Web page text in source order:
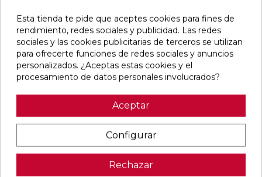
modernidad y luminosidad al baño.
Productos relacionados
TERMOSTÁTICA
favorite
TERMOSTÁTICA
Esta tienda te pide que aceptes cookies para fines de
rendimiento, redes sociales y publicidad. Las redes
sociales y las cookies publicitarias de terceros se utilizan
para ofrecerte funciones de redes sociales y anuncios
personalizados. ¿Aceptas estas cookies y el
procesamiento de datos personales involucrados?
Aceptar
Configurar
Rechazar